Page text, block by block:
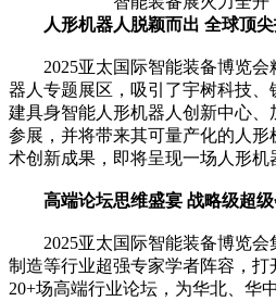
人形机器人脱颖而出 全球顶
2025亚太国际智能装备博览会
器人专题展区，吸引了宇树科技
建具身智能人形机器人创新中心
参展，并将带来其可量产化的人
术创新成果，即将呈现一场人形机
高端论坛思维盛宴 战略级超
2025亚太国际智能装备博览会
制造等行业超强专家学者阵容，打
20+场高端行业论坛，为华北、华